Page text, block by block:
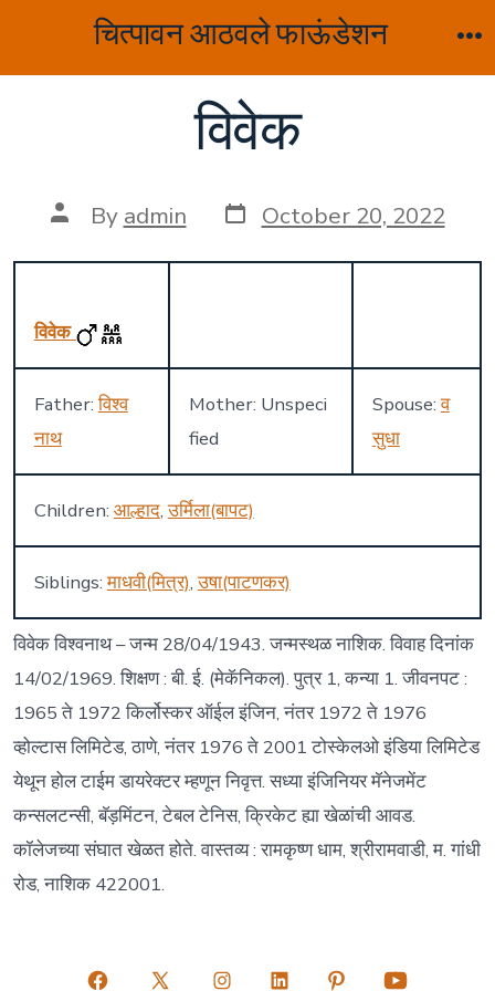
चित्पावन आठवले फाऊंडेशन
विवेक
Post
author
By admin Post
date
October 20, 2022
विवेक
Father:विश्व
नाथ
Mother: Unspeci
fied
Spouse:व
सुधा
Children: आल्हाद,उर्मिला(बापट)
Siblings:माधवी(मित्र),उषा(पाटणकर)
विवेक विश्वनाथ – जन्म 28/04/1943. जन्मस्थळ नाशिक. विवाह दिनांक
14/02/1969. शिक्षण : बी. ई. (मेकॅनिकल). पुत्र 1, कन्या 1. जीवनपट :
1965 ते 1972 किर्लोस्कर ऑईल इंजिन, नंतर 1972 ते 1976
व्होल्टास लिमिटेड, ठाणे, नंतर 1976 ते 2001 टोस्केलओ इंडिया लिमिटेड
येथून होल टाईम डायरेक्टर म्हणून निवृत्त. सध्या इंजिनियर मॅनेजमेंट
कन्सलटन्सी, बॅड़मिंटन, टेबल टेनिस, क्रिकेट ह्या खेळांची आवड.
कॉलेजच्या संघात खेळत होते. वास्तव्य : रामकृष्ण धाम, श्रीरामवाडी, म. गांधी
रोड, नाशिक 422001.